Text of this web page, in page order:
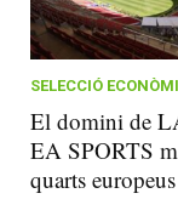
SELECCIÓ
El domini de
EA SPORTS
quarts europeus